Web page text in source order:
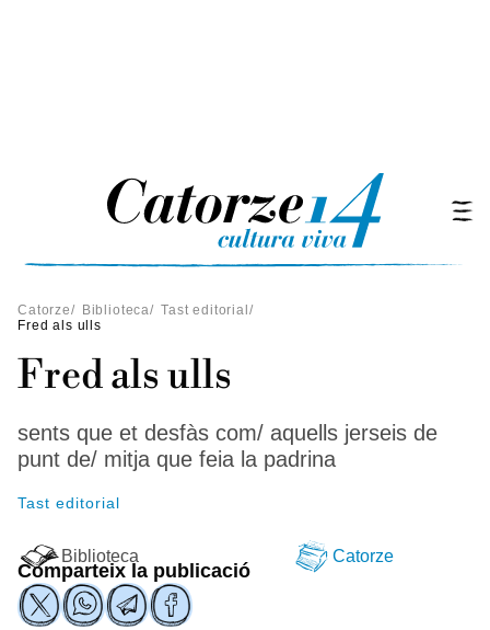
Catorze/ Biblioteca/ Tast editorial /
Fred als ulls
Fred als ulls
sents que et desfàs com/ aquells jerseis de
punt de/ mitja que feia la padrina
Tast editorial
Biblioteca Catorze
Comparteix la publicació